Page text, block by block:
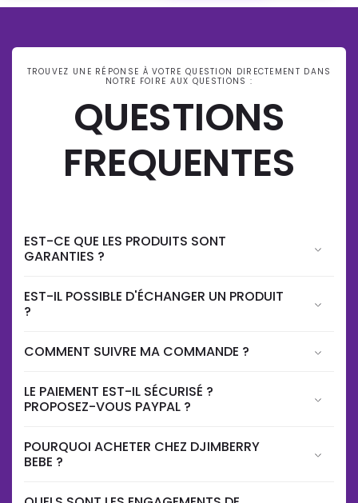
TROUVEZ UNE RÉPONSE À VOTRE QUESTION DIRECTEMENT DANS
NOTRE FOIRE AUX QUESTIONS :
QUESTIONS
FREQUENTES
EST-CE QUE LES PRODUITS SONT
GARANTIES ?
EST-IL POSSIBLE D'ÉCHANGER UN PRODUIT
?
COMMENT SUIVRE MA COMMANDE ?
LE PAIEMENT EST-IL SÉCURISÉ ?
PROPOSEZ-VOUS PAYPAL ?
POURQUOI ACHETER CHEZ DJIMBERRY
BEBE ?